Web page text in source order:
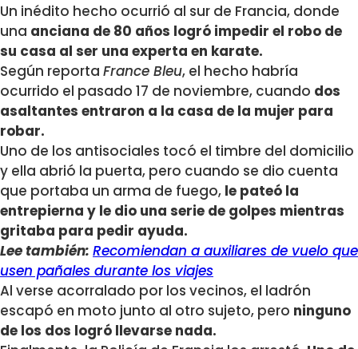
Un inédito hecho ocurrió al sur de Francia, donde
una anciana de 80 años logró impedir el robo de
su casa al ser una experta en karate.
Según reporta France Bleu, el hecho habría
ocurrido el pasado 17 de noviembre, cuando dos
asaltantes entraron a la casa de la mujer para
robar.
Uno de los antisociales tocó el timbre del domicilio
y ella abrió la puerta, pero cuando se dio cuenta
que portaba un arma de fuego, le pateó la
entrepierna y le dio una serie de golpes mientras
gritaba para pedir ayuda.
Lee también: Recomiendan a auxiliares de vuelo que
usen pañales durante los viajes
Al verse acorralado por los vecinos, el ladrón
escapó en moto junto al otro sujeto, pero ninguno
de los dos logró llevarse nada.